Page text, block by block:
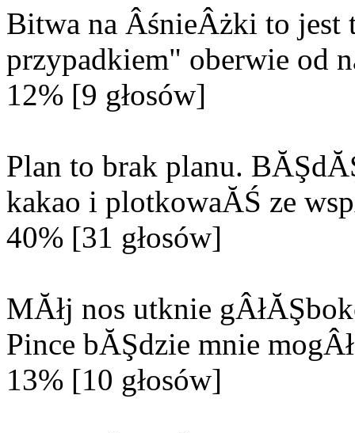
Bitwa na ÂśnieÂżki to jest
przypadkiem" oberwie od
12% [9 głosów]
Plan to brak planu.
kakao i plotkowaĂŚ ze
40% [31 głosów]
MĂłj nos utknie
Pince bĂŞdzie mnie
13% [10 głosów]